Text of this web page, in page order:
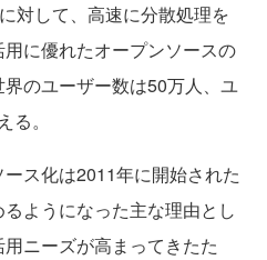
対して、高速に分散処理を
に優れたオープンソースの
のユーザー数は50万人、ユ
。
ス化は2011年に開始された
ようになった主な理由とし
ニーズが高まってきたた